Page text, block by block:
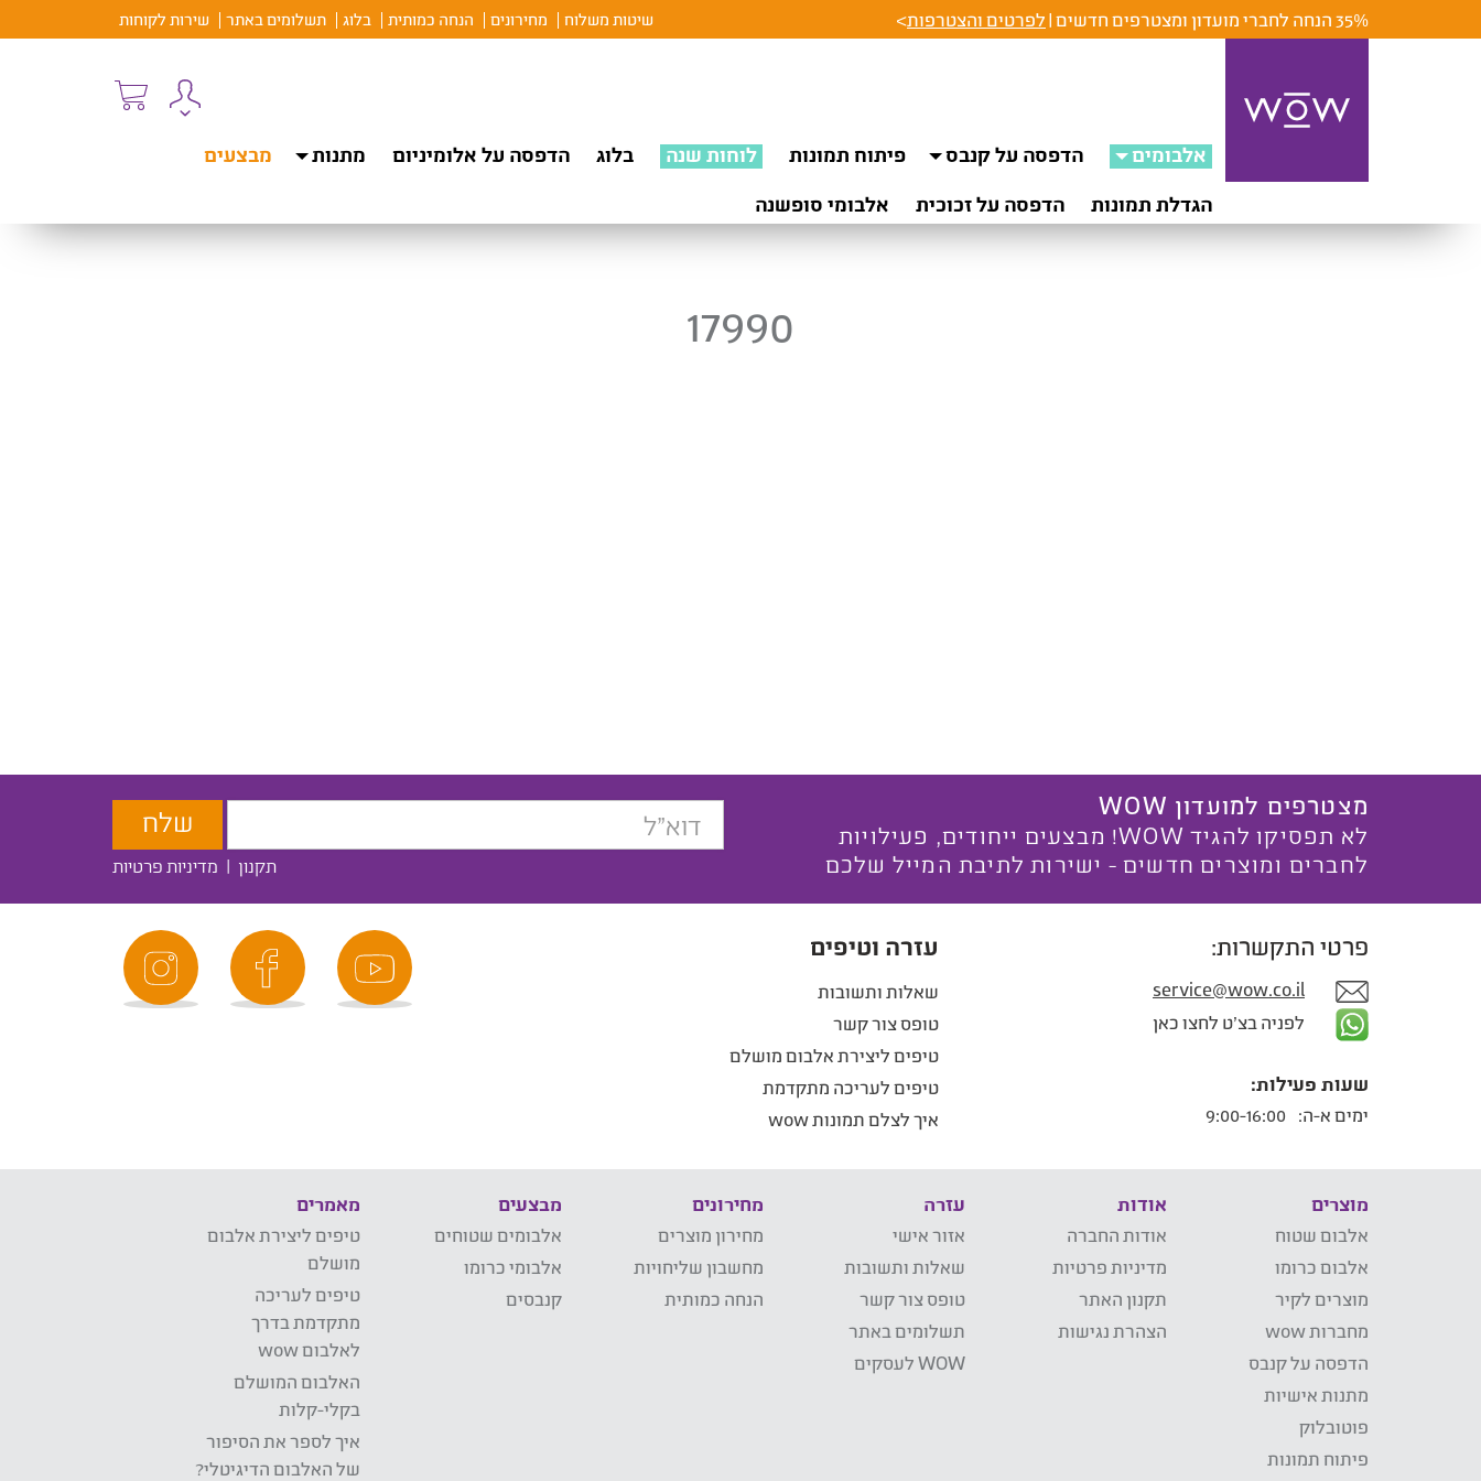
35% הנחה לחברי מועדון ומצטרפים חדשים | לפרטים והצטרפות> שיטות משלוח מחירונים הנחה כמותית בלוג תשלומים באתר שירות לקוחות
אלבומים הדפסה על קנבס פיתוח תמונות לוחות שנה בלוג הדפסה על אלומיניום מתנות
מבצעים
הגדלת תמונות
הדפסה על זכוכית אלבומי סופשנה
17990
מצטרפים למועדון WOW
לא תפסיקו להגיד WOW! מבצעים ייחודים, פעילויות
לחברים ומוצרים חדשים - ישירות לתיבת המייל שלכם
תקנון | מדיניות פרטיות
פרטי התקשרות:
service@wow.co.il
לפניה בצ'ט לחצו כאן
שעות פעילות:
ימים א-ה:
עזרה וטיפים
שאלות ותשובות
טופס צור קשר
טיפים ליצירת אלבום מושלם
טיפים לעריכה מתקדמת
איך לצלם תמונות wow
מוצרים
אלבום שטוח
אלבום כרומו
מוצרים לקיר
מחברות wow
הדפסה על קנבס
מתנות אישיות
פוטובלוק
פיתוח תמונות
אודות
אודות החברה
מדיניות פרטיות
תקנון האתר
הצהרת נגישות
עזרה
אזור אישי
שאלות ותשובות
טופס צור קשר
תשלומים באתר
WOW לעסקים
מחירונים
מחירון מוצרים
מחשבון שליחויות
הנחה כמותית
מבצעים
אלבומים שטוחים
אלבומי כרומו
קנבסים
מאמרים
טיפים ליצירת אלבום
מושלם
טיפים לעריכה
מתקדמת בדרך
לאלבום wow
האלבום המושלם
בקלי-קלות
איך לספר את הסיפור
של האלבום הדיגיטלי?